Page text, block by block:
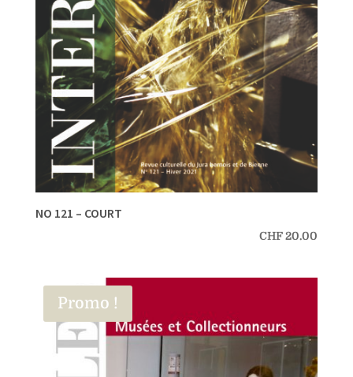
NO 121 – COURT
CHF20.00
Promo !